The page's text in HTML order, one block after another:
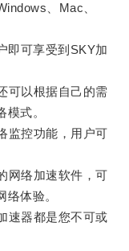
、Mac、
可享受到SKY加
以根据自己的需
式。
控功能，用户可
络加速软件，可
体验。
器都是您不可或